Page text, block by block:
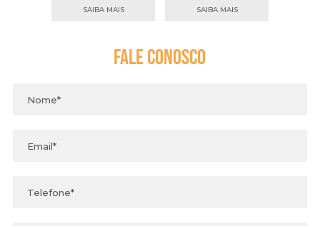
SAIBA MAIS SAIBA MAIS
FaleConosco